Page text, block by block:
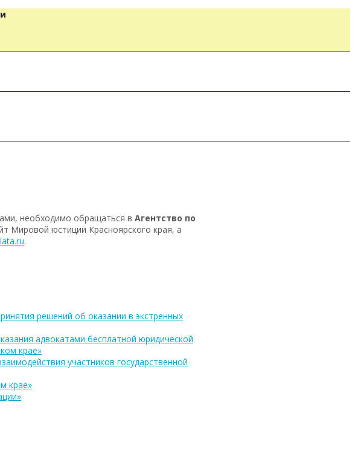
необходимо обращаться в Агентство по
Мировой юстиции Красноярского края, а
.
решений об оказании в экстренных
адвокатами бесплатной юридической
крае»
участников государственной
крае»